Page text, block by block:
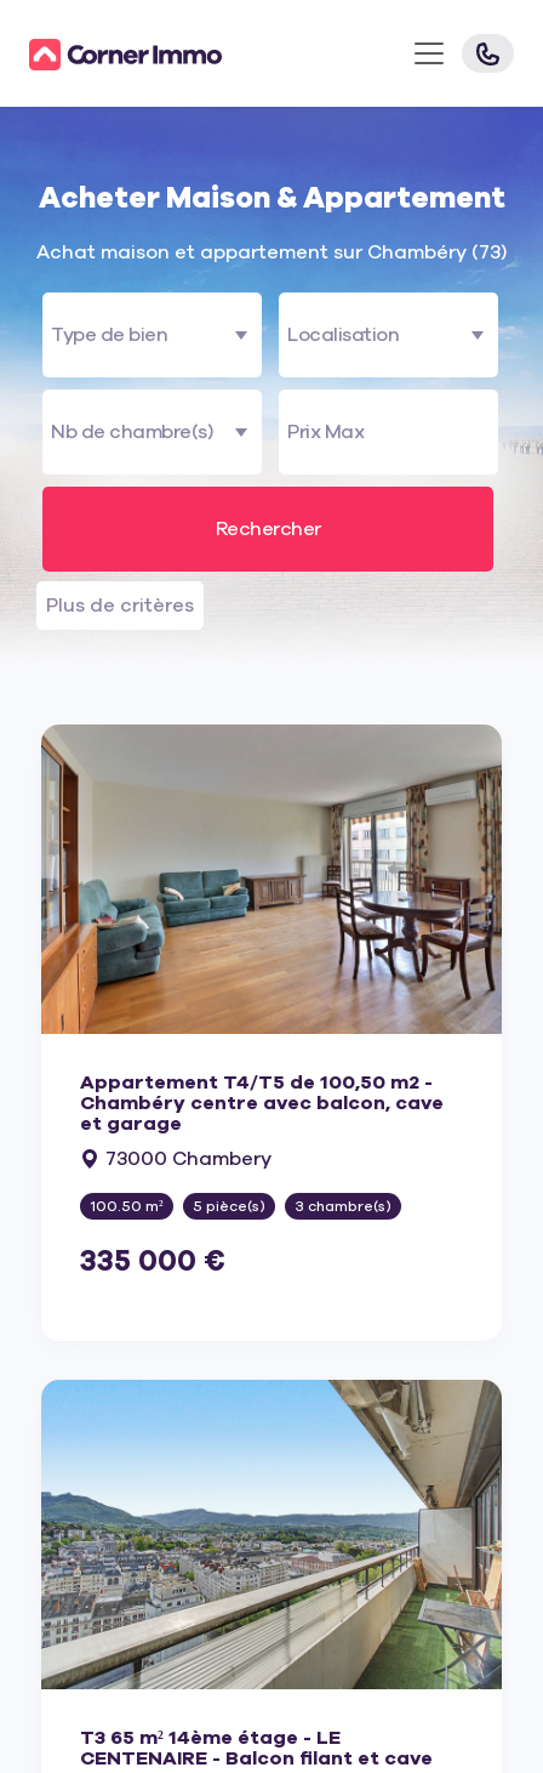
Acheter Maison & Appartement
Achat maison et appartement sur Chambéry (73)
Plus de critères
Appartement T4/T5 de 100,50 m2 -
Chambéry centre avec balcon, cave
et garage
73000 Chambery
100.50 m² 5 pièce(s) 3 chambre(s)
335 000 €
T3 65 m² 14ème étage - LE
CENTENAIRE - Balcon filant et cave